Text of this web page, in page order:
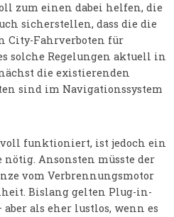
zum einen dabei helfen, die
sicherstellen, dass die die
City-Fahrverboten für
solche Regelungen aktuell in
die existierenden
sind im Navigationssystem
funktioniert, ist jedoch ein
nötig. Ansonsten müsste der
vom Verbrennungsmotor
Bislang gelten Plug-in-
als eher lustlos, wenn es